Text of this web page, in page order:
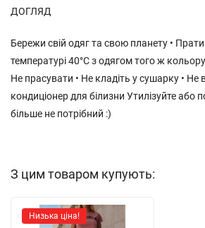
ДОГЛЯД
Бережи свій одяг та свою планету •
температурі 40°С з одягом того ж
Не прасувати • Не кладіть у сушарку • Не
кондиціонер для білизни Утилізуйте або
більше не потрібний :)
З цим товаром купують:
Низька ціна!